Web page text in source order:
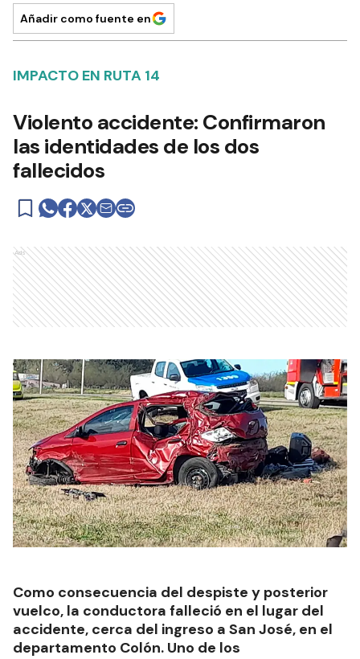
Añadir como fuente en
IMPACTO EN RUTA 14
Violento accidente: Confirmaron
las identidades de los dos
fallecidos
Ads
Como consecuencia del despiste y posterior
vuelco, la conductora falleció en el lugar del
accidente, cerca del ingreso a San José, en el
departamento Colón. Uno de los